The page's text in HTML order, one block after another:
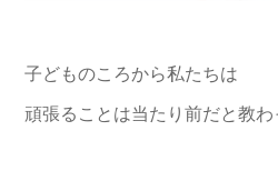
子どものころから私たちは
頑張ることは当たり前だと教わ